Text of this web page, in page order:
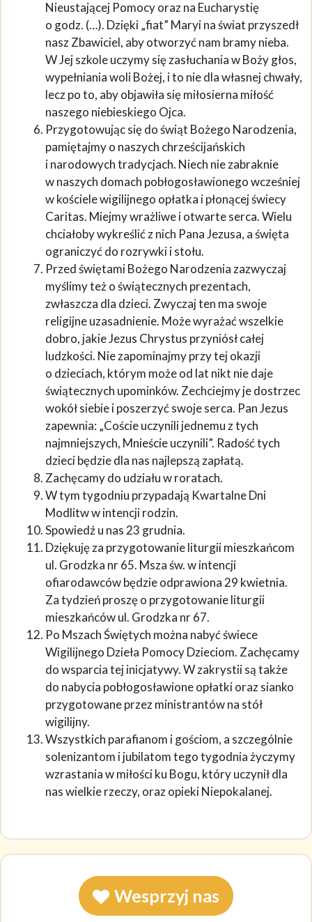
Nieustającej Pomocy oraz na Eucharystię
o godz. (…). Dzięki „fiat” Maryi na świat przyszedł
nasz Zbawiciel, aby otworzyć nam bramy nieba.
W Jej szkole uczymy się zasłuchania w Boży głos,
wypełniania woli Bożej, i to nie dla własnej chwały,
lecz po to, aby objawiła się miłosierna miłość
naszego niebieskiego Ojca.
Przygotowując się do świąt Bożego Narodzenia,
pamiętajmy o naszych chrześcijańskich
i narodowych tradycjach. Niech nie zabraknie
w naszych domach pobłogosławionego wcześniej
w kościele wigilijnego opłatka i płonącej świecy
Caritas. Miejmy wrażliwe i otwarte serca. Wielu
chciałoby wykreślić z nich Pana Jezusa, a święta
ograniczyć do rozrywki i stołu.
Przed świętami Bożego Narodzenia zazwyczaj
myślimy też o świątecznych prezentach,
zwłaszcza dla dzieci. Zwyczaj ten ma swoje
religijne uzasadnienie. Może wyrażać wszelkie
dobro, jakie Jezus Chrystus przyniósł całej
ludzkości. Nie zapominajmy przy tej okazji
o dzieciach, którym może od lat nikt nie daje
świątecznych upominków. Zechciejmy je dostrzec
wokół siebie i poszerzyć swoje serca. Pan Jezus
zapewnia: „Coście uczynili jednemu z tych
najmniejszych, Mnieście uczynili”. Radość tych
dzieci będzie dla nas najlepszą zapłatą.
Zachęcamy do udziału w roratach.
W tym tygodniu przypadają Kwartalne Dni
Modlitw w intencji rodzin.
Spowiedź u nas 23 grudnia.
Dziękuję za przygotowanie liturgii mieszkańcom
ul. Grodzka nr 65. Msza św. w intencji
ofiarodawców będzie odprawiona 29 kwietnia.
Za tydzień proszę o przygotowanie liturgii
mieszkańców ul. Grodzka nr 67.
Po Mszach Świętych można nabyć świece
Wigilijnego Dzieła Pomocy Dzieciom. Zachęcamy
do wsparcia tej inicjatywy. W zakrystii są także
do nabycia pobłogosławione opłatki oraz sianko
przygotowane przez ministrantów na stół
wigilijny.
Wszystkich parafianom i gościom, a szczególnie
solenizantom i jubilatom tego tygodnia życzymy
wzrastania w miłości ku Bogu, który uczynił dla
nas wielkie rzeczy, oraz opieki Niepokalanej.
Wesprzyj nas